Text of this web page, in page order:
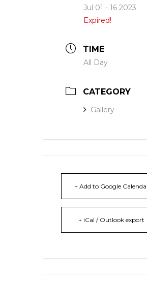
Jul 01 - 16 2023
Expired!
TIME
All Day
CATEGORY
Gallery
+ Add to Google
+ iCal / Outlook export